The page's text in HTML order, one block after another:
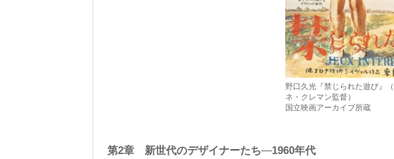
野口久光『禁じられた遊び』
ネ・クレマン監督）
国立映画アーカイブ所蔵
第2章 新世代のデザイナーたち―1960年代